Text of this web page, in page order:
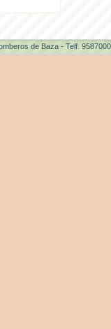
de Baza - Telf.